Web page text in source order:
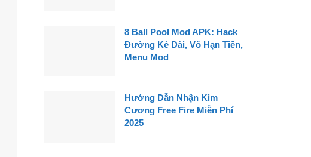
8 Ball Pool Mod APK: Hack
Đường Kẻ Dài, Vô Hạn Tiền,
Menu Mod
Hướng Dẫn Nhận Kim
Cương Free Fire Miễn Phí
2025